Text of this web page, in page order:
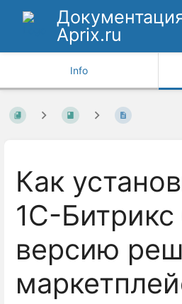
Aprix.ru
Info
Как
1С-Битрикс
версию